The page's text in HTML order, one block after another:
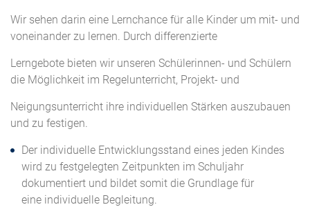
Wir sehen darin eine Lernchance für alle Kinder um mit- und
voneinander zu lernen. Durch differenzierte
Lerngebote bieten wir unseren Schülerinnen- und Schülern
die Möglichkeit im Regelunterricht, Projekt- und
Neigungsunterricht ihre individuellen Stärken auszubauen
und zu festigen.
Der individuelle Entwicklungsstand eines jeden Kindes
wird zu festgelegten Zeitpunkten im Schuljahr
dokumentiert und bildet somit die Grundlage für
eine individuelle Begleitung.